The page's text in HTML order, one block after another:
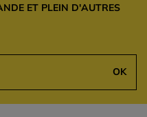
ET PLEIN D'AUTRES
OK